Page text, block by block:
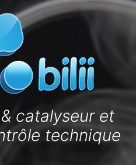
catalyseur et
technique